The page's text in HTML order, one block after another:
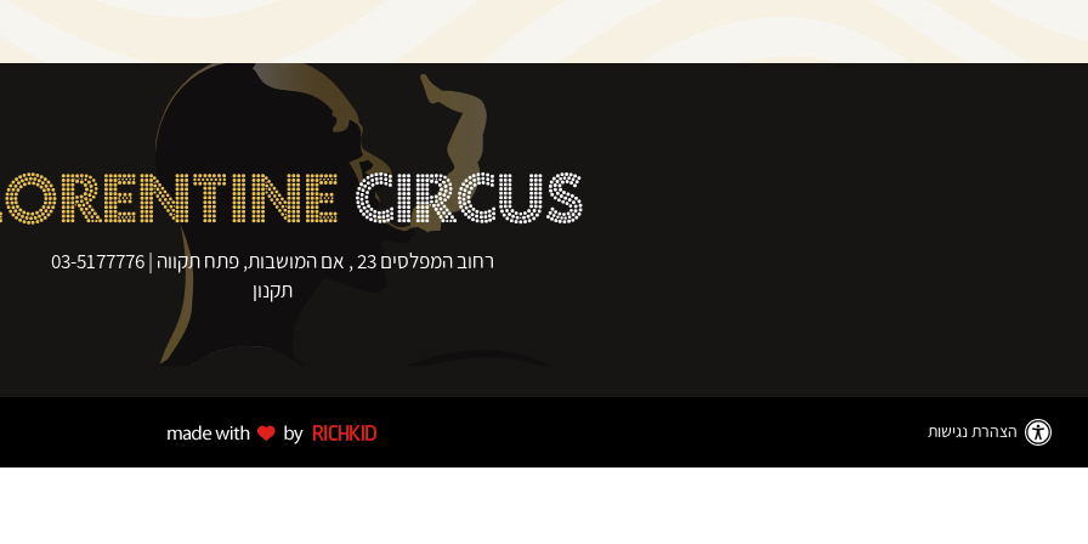
CIRCUS
רחוב המפלסים 23 , אם המושבות, פתח תקווה |
03-5177776
תקנון
הצהרת נגישות